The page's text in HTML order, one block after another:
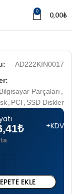
0 0,00₺
AD222KIN0017
Bilgisayar Parçaları
PCI SSD Diskler
₺ +KDV
EKLE